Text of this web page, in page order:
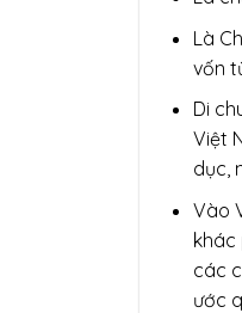
Là
vốn
Di
Việt
dục,
Vào
khác
các
ước